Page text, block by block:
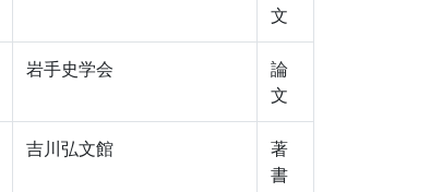
文
岩手史学会
論
文
吉川弘文館
著
書